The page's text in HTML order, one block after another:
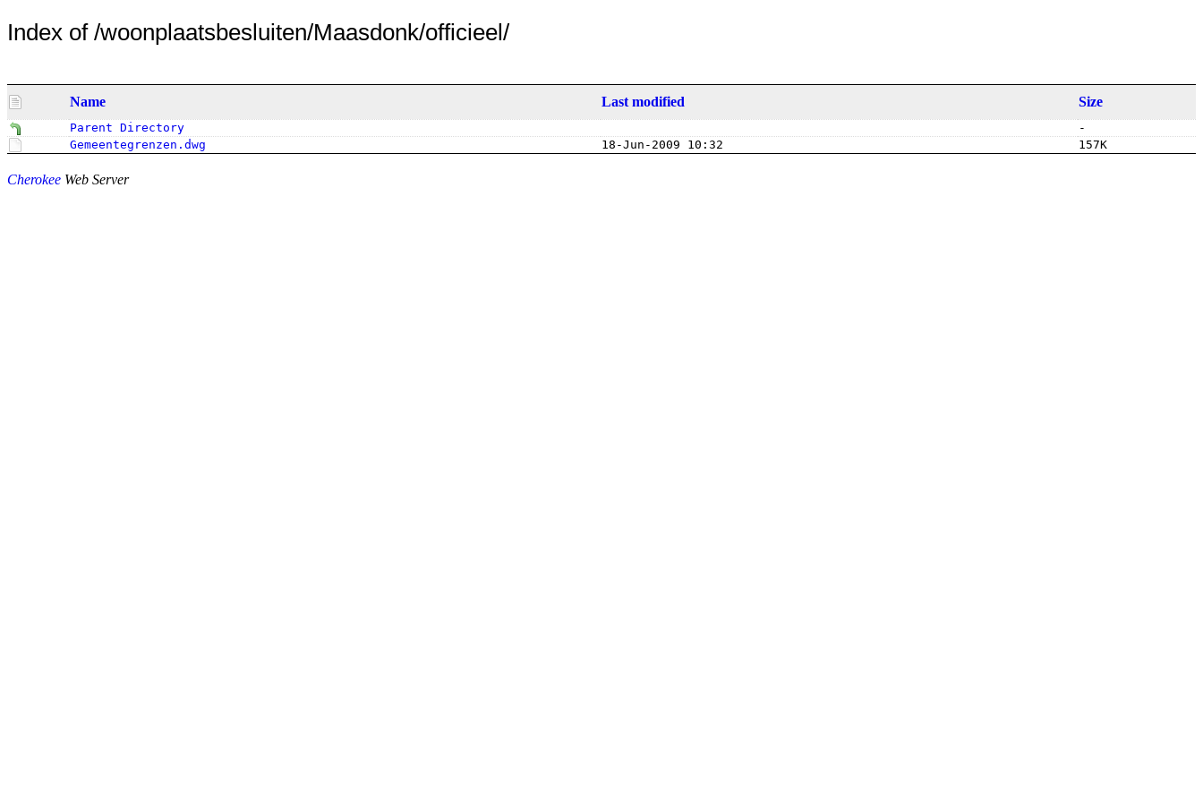
Index of /woonplaatsbesluiten/Maasdonk/officieel/
Name Last modified Size
Parent Directory
-
Gemeentegrenzen.dwg
18-Jun-2009 10:32 157K
Cherokee Web Server